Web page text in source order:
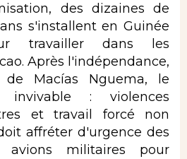
des dizaines de
s'installent en Guinée
travailler dans les
Après l'indépendance,
Macías Nguema, le
invivable : violences
et travail forcé non
affréter d'urgence des
militaires pour